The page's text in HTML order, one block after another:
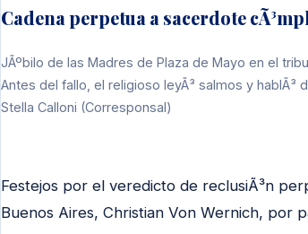
Cadena perpetua a sacerdote
JÃºbilo de las Madres de Plaza de Mayo en el
Antes del fallo, el religioso leyÃ³ salmos y hablÃ³
Stella Calloni (Corresponsal)
Festejos por el veredicto de reclusiÃ³n
Buenos Aires, Christian Von Wernich, por